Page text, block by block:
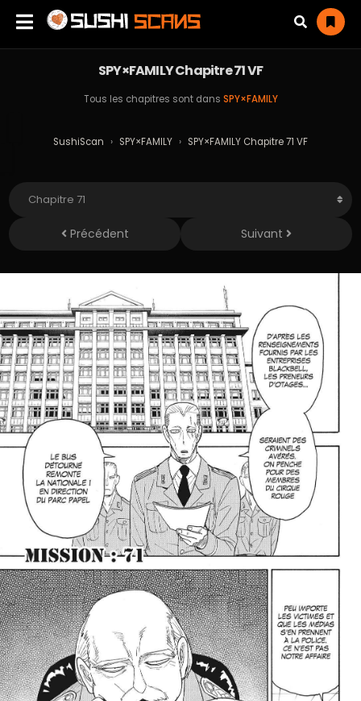
SPY×FAMILY Chapitre 71 VF
Tous les chapitres sont dans SPY×FAMILY
SushiScan › SPY×FAMILY › SPY×FAMILY Chapitre 71 VF
Précédent Suivant